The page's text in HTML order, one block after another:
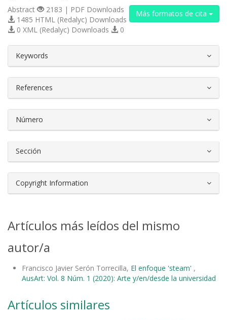
Más formatos de cita
Abstract
2183 | PDF Downloads
1485 HTML (Redalyc) Downloads
0 XML (Redalyc) Downloads
0
Keywords
References
Número
Sección
Copyright Information
Artículos más leídos del mismo
autor/a
Francisco Javier Serón Torrecilla, El enfoque 'steam' ,
AusArt: Vol. 8 Núm. 1 (2020): Arte y/en/desde la universidad
Artículos similares